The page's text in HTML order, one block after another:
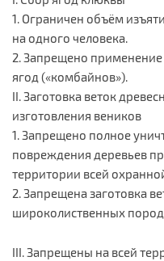
1. Ограничен объём
на одного человека.
2. Запрещено применение
ягод («комбайнов»).
II. Заготовка веток
изготовления веников
1. Запрещено полное
повреждения деревьев
территории всей
2. Запрещена заготовка
широколиственных
III. Запрещены на всей